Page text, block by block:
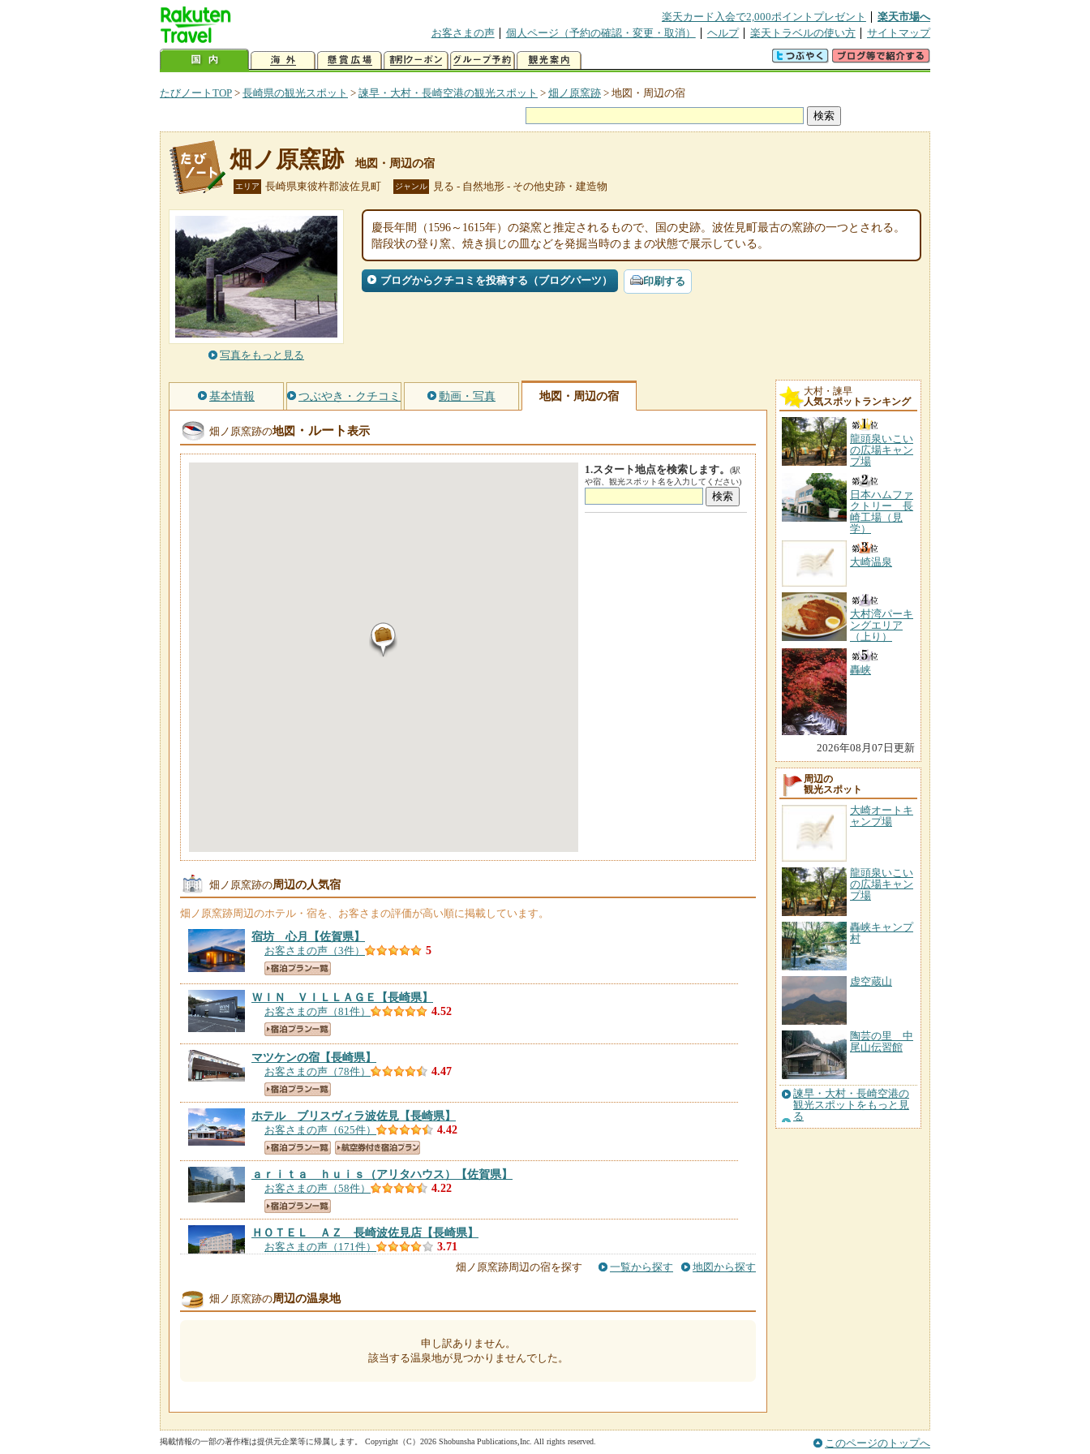
楽天カード入会で2,000ポイントプレゼント
楽天市場へ
お客さまの声
個人ページ（予約の確認・変更・取消） ヘルプ 楽天トラベルの使い方 サイトマップ
たびノートTOP > 長崎県の観光スポット > 諫早・大村・長崎空港の観光スポット > 畑ノ原窯跡 > 地図・周辺の宿
畑ノ原窯跡 地図・周辺の宿
エリア 長崎県東彼杵郡波佐見町 ジャンル 見る - 自然地形 - その他史跡・建造物
写真をもっと見る
慶長年間（1596～1615年）の築窯と推定されるもので、国の史跡。波佐見町最古の窯跡の一つとされる。
階段状の登り窯、焼き損じの皿などを発掘当時のままの状態で展示している。
ブログからクチコミを投稿する（ブログパーツ） 印刷する
基本情報 つぶやき・クチコミ 動画・写真 地図・周辺の宿
畑ノ原窯跡の地図 ・ルート表示
1.スタート地点を検索します。
(駅
や宿、観光スポット名を入力してください)
畑ノ原窯跡の周辺の人気宿
畑ノ原窯跡周辺のホテル・宿を、お客さまの評価が高い順に掲載しています。
宿坊 心月 【佐賀県】
お客さまの声（3件） 5
ＷＩＮ ＶＩＬＬＡＧＥ 【長崎県】
お客さまの声（81件） 4.52
マツケンの宿 【長崎県】
お客さまの声（78件） 4.47
ホテル ブリスヴィラ波佐見 【長崎県】
お客さまの声（625件） 4.42
ａｒｉｔａ ｈｕｉｓ（アリタハウス） 【佐賀県】
お客さまの声（58件） 4.22
ＨＯＴＥＬ ＡＺ 長崎波佐見店 【長崎県】
お客さまの声（171件） 3.71
民宿有田 【佐賀県】
お客さまの声（21件）
畑ノ原窯跡周辺の宿を探す 一覧から探す 地図から探す
畑ノ原窯跡の周辺の温泉地
申し訳ありません。
該当する温泉地が見つかりませんでした。
大村・諫早
人気スポットランキング
龍頭泉いこい
の広場キャン
プ場
日本ハムファ
クトリー 長
崎工場（見
学）
大崎温泉
大村湾パーキ
ングエリア
（上り）
轟峡
2026年08月07日更新
周辺の
観光スポット
大崎オートキ
ャンプ場
龍頭泉いこい
の広場キャン
プ場
轟峡キャンプ
村
虚空蔵山
陶芸の里 中
尾山伝習館
諫早・大村・長崎空港の
観光スポットをもっと見
る
掲載情報の一部の著作権は提供元企業等に帰属します。 Copyright（C）2026 Shobunsha Publications,Inc. All rights reserved. このページのトップへ